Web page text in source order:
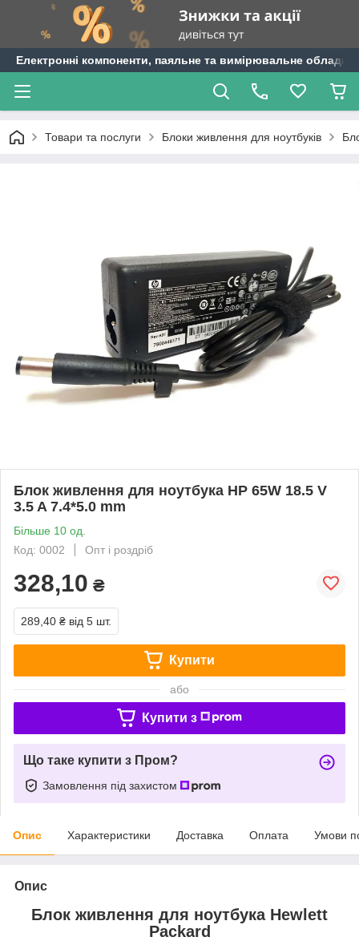
Електронні компоненти, паяльне та вимірювальне
Товари та послуги Блоки живлення для ноутбуків
Блок живлення для ноутбука HP 65W 18.5 V
3.5 A 7.4*5.0 mm
Більше 10 од.
Код: 0002
Опт і роздріб
328,10 ₴
289,40 ₴ від 5 шт.
Купити
або
Купити з
Що таке купити з Пром?
Замовлення під захистом
Опис Характеристики Доставка Оплата Умови
Опис
Блок живлення для ноутбука Hewlett
Packard